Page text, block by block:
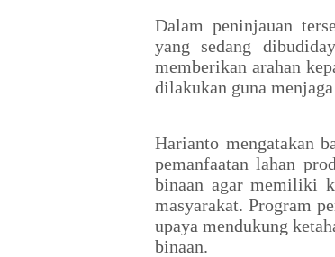
Dalam peninjauan
yang sedang
memberikan arahan
dilakukan guna
Harianto mengatakan
pemanfaatan lahan
binaan agar memiliki
masyarakat. Program
upaya mendukung
binaan.